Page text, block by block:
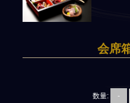
高級弁当
３得オードブル(3品で500円会席
数量: -